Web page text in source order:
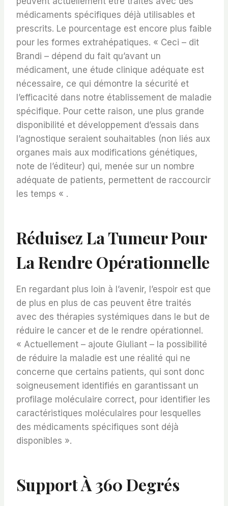
médicaments spécifiques déjà utilisables et
prescrits. Le pourcentage est encore plus faible
pour les formes extrahépatiques. « Ceci – dit
Brandi – dépend du fait qu’avant un
médicament, une étude clinique adéquate est
nécessaire, ce qui démontre la sécurité et
l’efficacité dans notre établissement de maladie
spécifique. Pour cette raison, une plus grande
disponibilité et développement d’essais dans
l’agnostique seraient souhaitables (non liés aux
organes mais aux modifications génétiques,
note de l’éditeur) qui, menée sur un nombre
adéquate de patients, permettent de raccourcir
les temps « .
Réduisez La Tumeur Pour
La Rendre Opérationnelle
En regardant plus loin à l’avenir, l’espoir est que
de plus en plus de cas peuvent être traités
avec des thérapies systémiques dans le but de
réduire le cancer et de le rendre opérationnel.
« Actuellement – ajoute Giuliant – la possibilité
de réduire la maladie est une réalité qui ne
concerne que certains patients, qui sont donc
soigneusement identifiés en garantissant un
profilage moléculaire correct, pour identifier les
caractéristiques moléculaires pour lesquelles
des médicaments spécifiques sont déjà
disponibles ».
Support À 360 Degrés